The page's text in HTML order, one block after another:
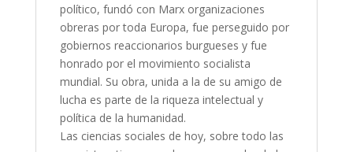
político, fundó con Marx organizaciones
obreras por toda Europa, fue perseguido por
gobiernos reaccionarios burgueses y fue
honrado por el movimiento socialista
mundial. Su obra, unida a la de su amigo de
lucha es parte de la riqueza intelectual y
política de la humanidad.
Las ciencias sociales de hoy, sobre todo las